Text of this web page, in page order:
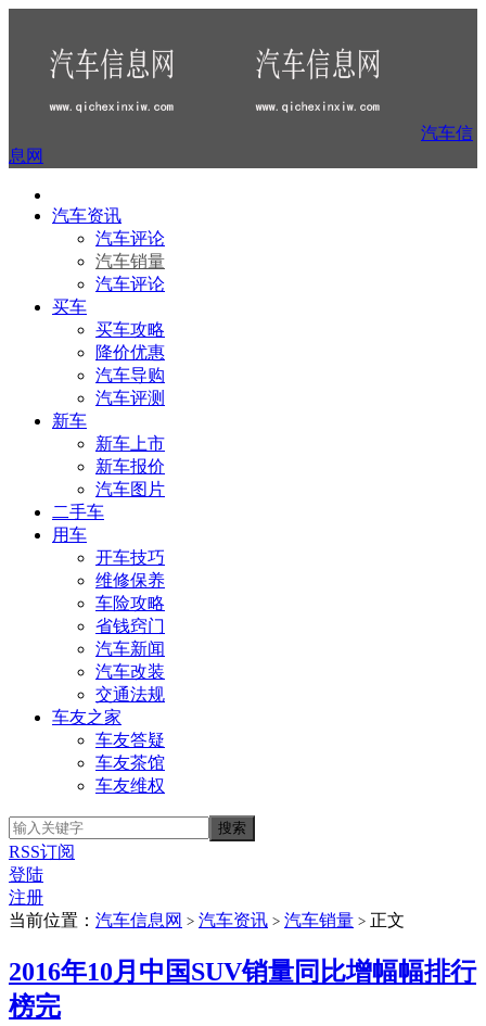
汽车信
息网
汽车资讯
汽车评论
汽车销量
汽车评论
买车
买车攻略
降价优惠
汽车导购
汽车评测
新车
新车上市
新车报价
汽车图片
二手车
用车
开车技巧
维修保养
车险攻略
省钱窍门
汽车新闻
汽车改装
交通法规
车友之家
车友答疑
车友茶馆
车友维权
RSS订阅
登陆
注册
当前位置： 汽车信息网 > 汽车资讯 > 汽车销量 > 正文
2016年10月中国SUV销量同比增幅幅排行
榜完